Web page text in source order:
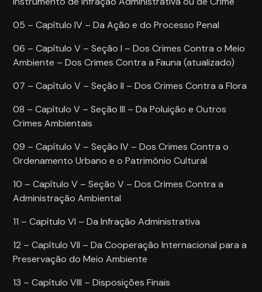
05 – Capítulo IV – Da Ação e do Processo Penal
06 – Capítulo V – Seção I – Dos Crimes Contra o Meio
Ambiente – Dos Crimes Contra a Fauna (atualizado)
07 – Capítulo V – Seção II – Dos Crimes Contra a Flora
08 – Capítulo V – Seção III – Da Poluição e Outros
Crimes Ambientais
09 – Capítulo V – Seção IV – Dos Crimes Contra o
Ordenamento Urbano e o Patrimônio Cultural
10 – Capítulo V – Seção V – Dos Crimes Contra a
Administração Ambiental
11 – Capítulo VI – Da Infração Administrativa
12 – Capítulo VII – Da Cooperação Internacional para a
Preservação do Meio Ambiente
13 – Capítulo VIII – Disposições Finais